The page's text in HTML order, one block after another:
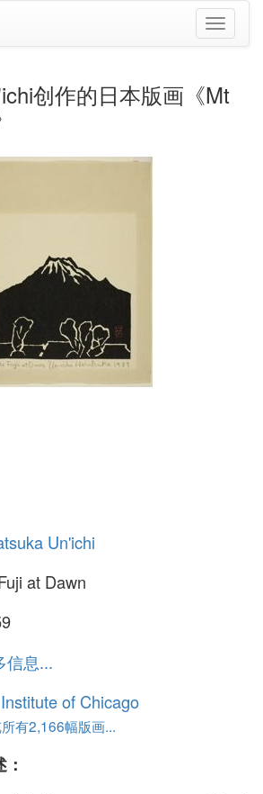
切
换
创作的日本版画《Mt
Un'ichi
at Dawn
信息...
of Chicago
有2,166幅版画...